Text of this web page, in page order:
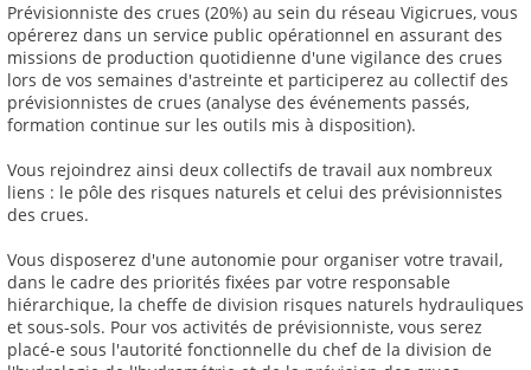
Prévisionniste des crues (20%) au sein du réseau Vigicrues, vous
opérerez dans un service public opérationnel en assurant des
missions de production quotidienne d'une vigilance des crues
lors de vos semaines d'astreinte et participerez au collectif des
prévisionnistes de crues (analyse des événements passés,
formation continue sur les outils mis à disposition).
Vous rejoindrez ainsi deux collectifs de travail aux nombreux
liens : le pôle des risques naturels et celui des prévisionnistes
des crues.
Vous disposerez d'une autonomie pour organiser votre travail,
dans le cadre des priorités fixées par votre responsable
hiérarchique, la cheffe de division risques naturels hydrauliques
et sous-sols. Pour vos activités de prévisionniste, vous serez
placé-e sous l'autorité fonctionnelle du chef de la division de